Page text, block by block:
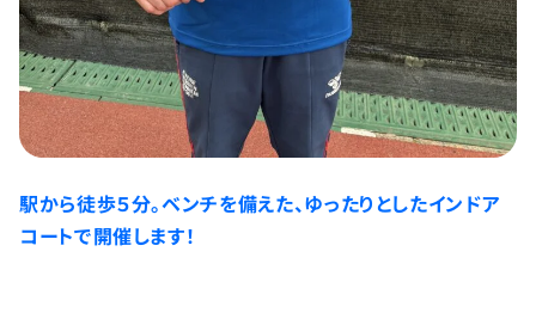
駅から徒歩５分。ベンチを備えた、ゆったりとしたインドア
コートで開催します！